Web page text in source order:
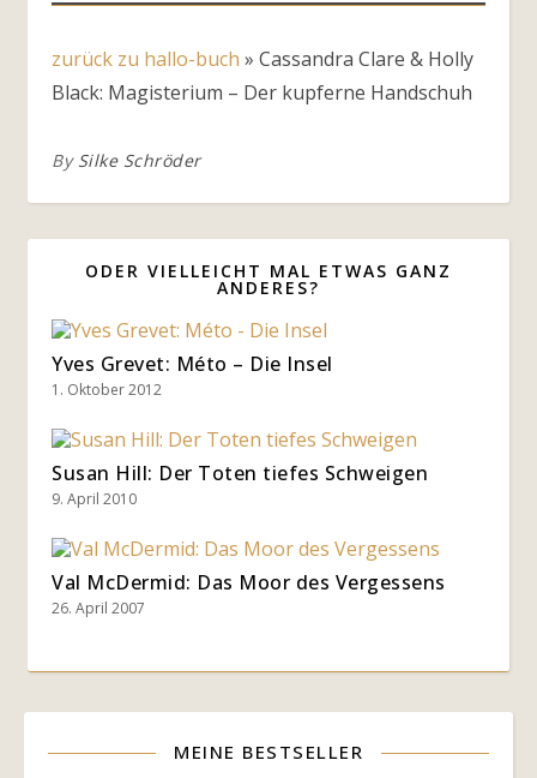
zurück zu hallo-buch » Cassandra Clare & Holly
Black: Magisterium – Der kupferne Handschuh
By Silke Schröder
ODER VIELLEICHT MAL ETWAS GANZ
ANDERES?
Yves Grevet: Méto – Die Insel
1. Oktober 2012
Susan Hill: Der Toten tiefes Schweigen
9. April 2010
Val McDermid: Das Moor des Vergessens
26. April 2007
MEINE BESTSELLER